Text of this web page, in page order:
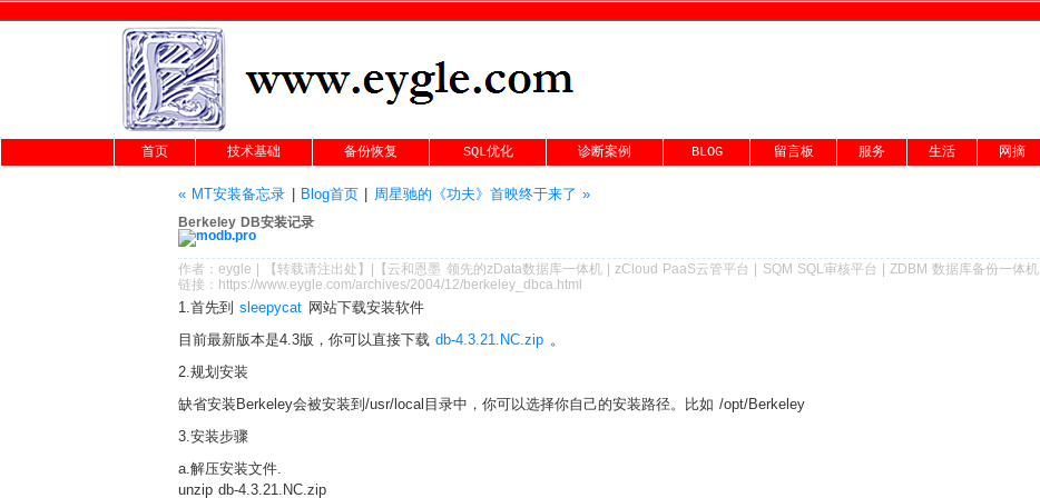
首页 技术基础 备份恢复 SQL优化 诊断案例 BLOG 留言板 服务 生活 网摘
« MT安装备忘录 Blog首页| 周星驰的《功夫》首映终于来了 »
Berkeley DB安装记录
作者： eygle 【转载请注出处 】|【 云和恩墨 领先的zData数据库一体机|zCloud PaaS云管平台 SQM SQL审核平台 |ZDBM 数据库备份一体机
链接： https://www.eygle.com/archives/2004/12/berkeley_dbca.html
1.首先到sleepycat 网站下载安装软件
目前最新版本是4.3版，你可以直接下载db-4.3.21.NC.zip 。
2.规划安装
缺省安装Berkeley会被安装到/usr/local目录中，你可以选择你自己的安装路径。比如 /opt/Berkeley
3.安装步骤
a.解压安装文件.
unzip db-4.3.21.NC.zip